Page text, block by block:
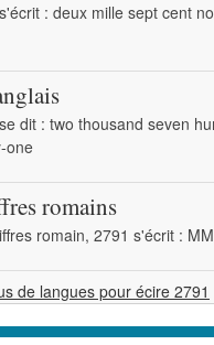
: deux mille sept cent
dit : two thousand seven
one
romains
romain, 2791 s'écrit :
de langues pour écire 2791